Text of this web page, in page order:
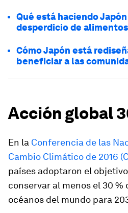
Qué está haciendo
desperdicio de
Cómo Japón está
beneficiar a las
Acción global
En la Conferencia de las
Cambio Climático de 2016
países adoptaron el objetivo
conservar al menos el 30 %
océanos del mundo para